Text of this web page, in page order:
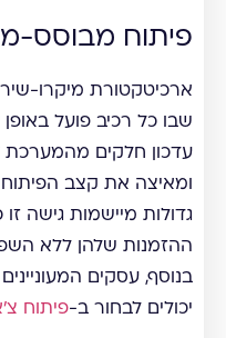
פיתוח מבוסס-
ארכיטקטורת מיקרו-
שבו כל רכיב פועל
עדכון חלקים
ומאיצה את קצב הפיתוח
גדולות מיישמות גישה
ההזמנות שלהן ללא
בנוסף, עסקים
יכולים לבחור ב-פיתוח